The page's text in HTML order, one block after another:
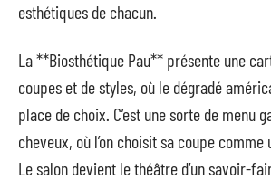
esthétiques de chacun.
La **Biosthétique Pau** présente une
coupes et de styles, où le dégradé
place de choix. C’est une sorte de menu
cheveux, où l’on choisit sa coupe comme
Le salon devient le théâtre d’un savoir-